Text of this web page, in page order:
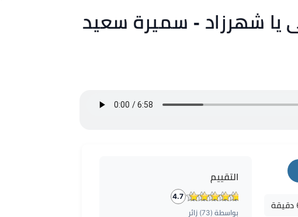
يا شهرزاد - سميرة سعيد
التقييم
4.7
بواسطة (73) زائر